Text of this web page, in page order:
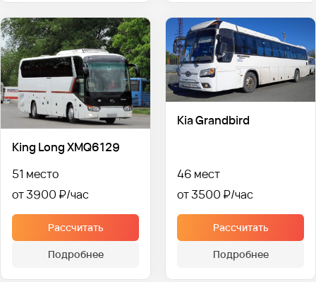
King Long XMQ6129
51 место
от 3900 ₽
Рассчитать
Подробнее
Kia Grandbird
46 мест
от 3500 ₽
Рассчитать
Подробнее